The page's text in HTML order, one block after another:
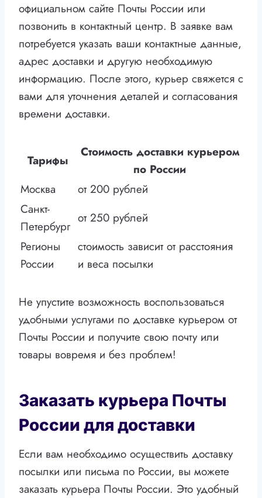
официальном сайте Почты России или
позвонить в контактный центр. В заявке вам
потребуется указать ваши контактные данные,
адрес доставки и другую необходимую
информацию. После этого, курьер свяжется с
вами для уточнения деталей и согласования
времени доставки.
Тарифы
Стоимость доставки курьером
по России
Москва
от 200 рублей
Санкт-
Петербург
от 250 рублей
Регионы
России
стоимость зависит от расстояния
и веса посылки
Не упустите возможность воспользоваться
удобными услугами по доставке курьером от
Почты России и получите свою почту или
товары вовремя и без проблем!
Заказать курьера Почты
России для доставки
Если вам необходимо осуществить доставку
посылки или письма по России, вы можете
заказать курьера Почты России. Это удобный